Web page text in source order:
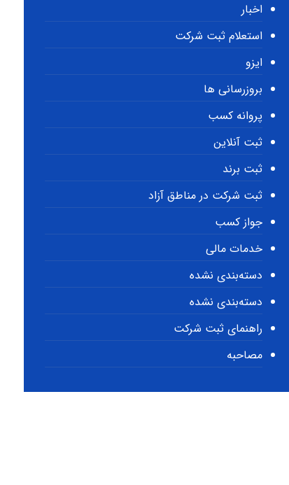
اخبار
استعلام ثبت شرکت
ایزو
بروزرسانی ها
پروانه کسب
ثبت آنلاین
ثبت برند
ثبت شرکت در مناطق آزاد
جواز کسب
خدمات مالی
دسته‌بندی نشده
دسته‌بندی نشده
راهنمای ثبت شرکت
مصاحبه